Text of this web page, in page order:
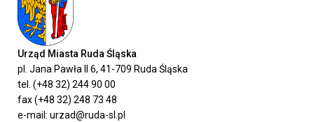
Urząd Miasta Ruda Śląska
pl. Jana Pawła II 6, 41-709 Ruda Śląska
tel. (+48 32) 244 90 00
fax (+48 32) 248 73 48
e-mail: urzad@ruda-sl.pl